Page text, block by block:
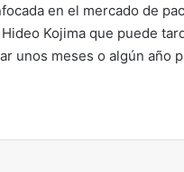
en el mercado de
Kojima que puede
unos meses o algún año